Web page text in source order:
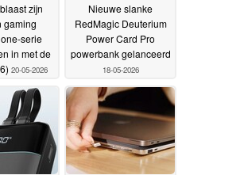
zijn
gaming
serie
in met de
20-05-2026
Nieuwe slanke
RedMagic Deuterium
Power Card Pro
powerbank gelanceerd
18-05-2026